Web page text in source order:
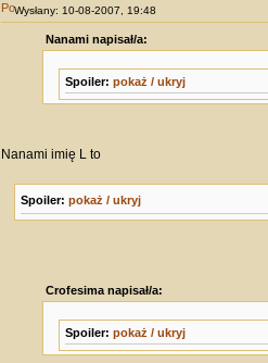
Wysłany: 10-08-2007, 19:48
Nanami napisał/a:
Spoiler: pokaż / ukryj
Nanami imię L to
Spoiler: pokaż / ukryj
Crofesima napisał/a:
Spoiler: pokaż / ukryj